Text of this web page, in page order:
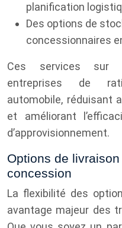
planification
Des options de
concessionnaires
Ces services sur
entreprises de
automobile, réduisant
et améliorant
d’approvisionnement.
Options de
concession
La flexibilité des
avantage majeur des